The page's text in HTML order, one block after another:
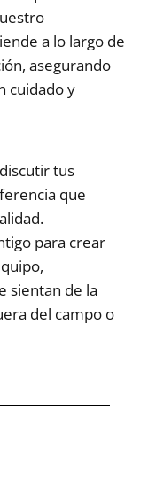
a lo largo de
asegurando
cuidado y
tus
que
para crear
sientan de la
del campo o